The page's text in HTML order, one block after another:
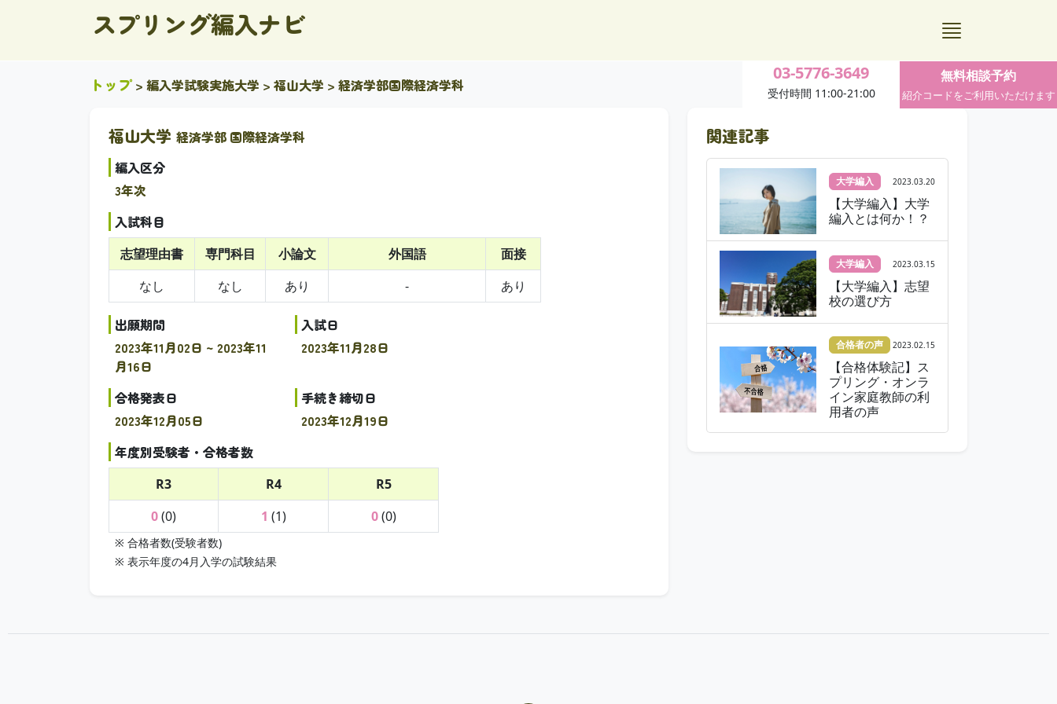
スプリング編入ナビ
トップ> 編入学試験実施大学 > 福山大学 > 経済学部国際経済学科
福山大学 経済学部 国際経済学科
編入区分
3年次
入試科目
志望理由書 専門科目 小論文 外国語
面接
なし
なし あり - あり
出願期間
2023年11月02日 ~ 2023年11
月16日
入試日
2023年11月28日
合格発表日
2023年12月05日
手続き締切日
2023年12月19日
年度別受験者・合格者数
R3 R4
R5
0(0) 1 (1) 0(0)
※ 合格者数(受験者数)
※ 表示年度の4月入学の試験結果
関連記事
大学編入 2023.03.20
【大学編入】大学
編入とは何か！？
大学編入 2023.03.15
【大学編入】志望
校の選び方
合格者の声 2023.02.15
【合格体験記】ス
プリング・オンラ
イン家庭教師の利
用者の声
03-5776-3649
受付時間 11:00-21:00
無料相談予約
紹介コードをご利用いただけます